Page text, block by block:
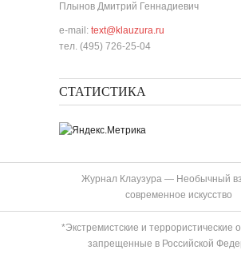
Плынов Дмитрий Геннадиевич
e-mail: text@klauzura.ru
тел. (495) 726-25-04
СТАТИСТИКА
Журнал Клаузура — Необычный
современное искусство
*Экстремистские и террористические
запрещенные в Российской